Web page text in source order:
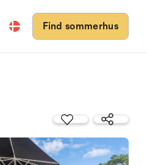
Find sommerhus